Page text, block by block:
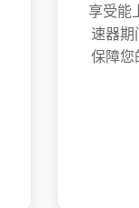
享受能
速器期
保障您